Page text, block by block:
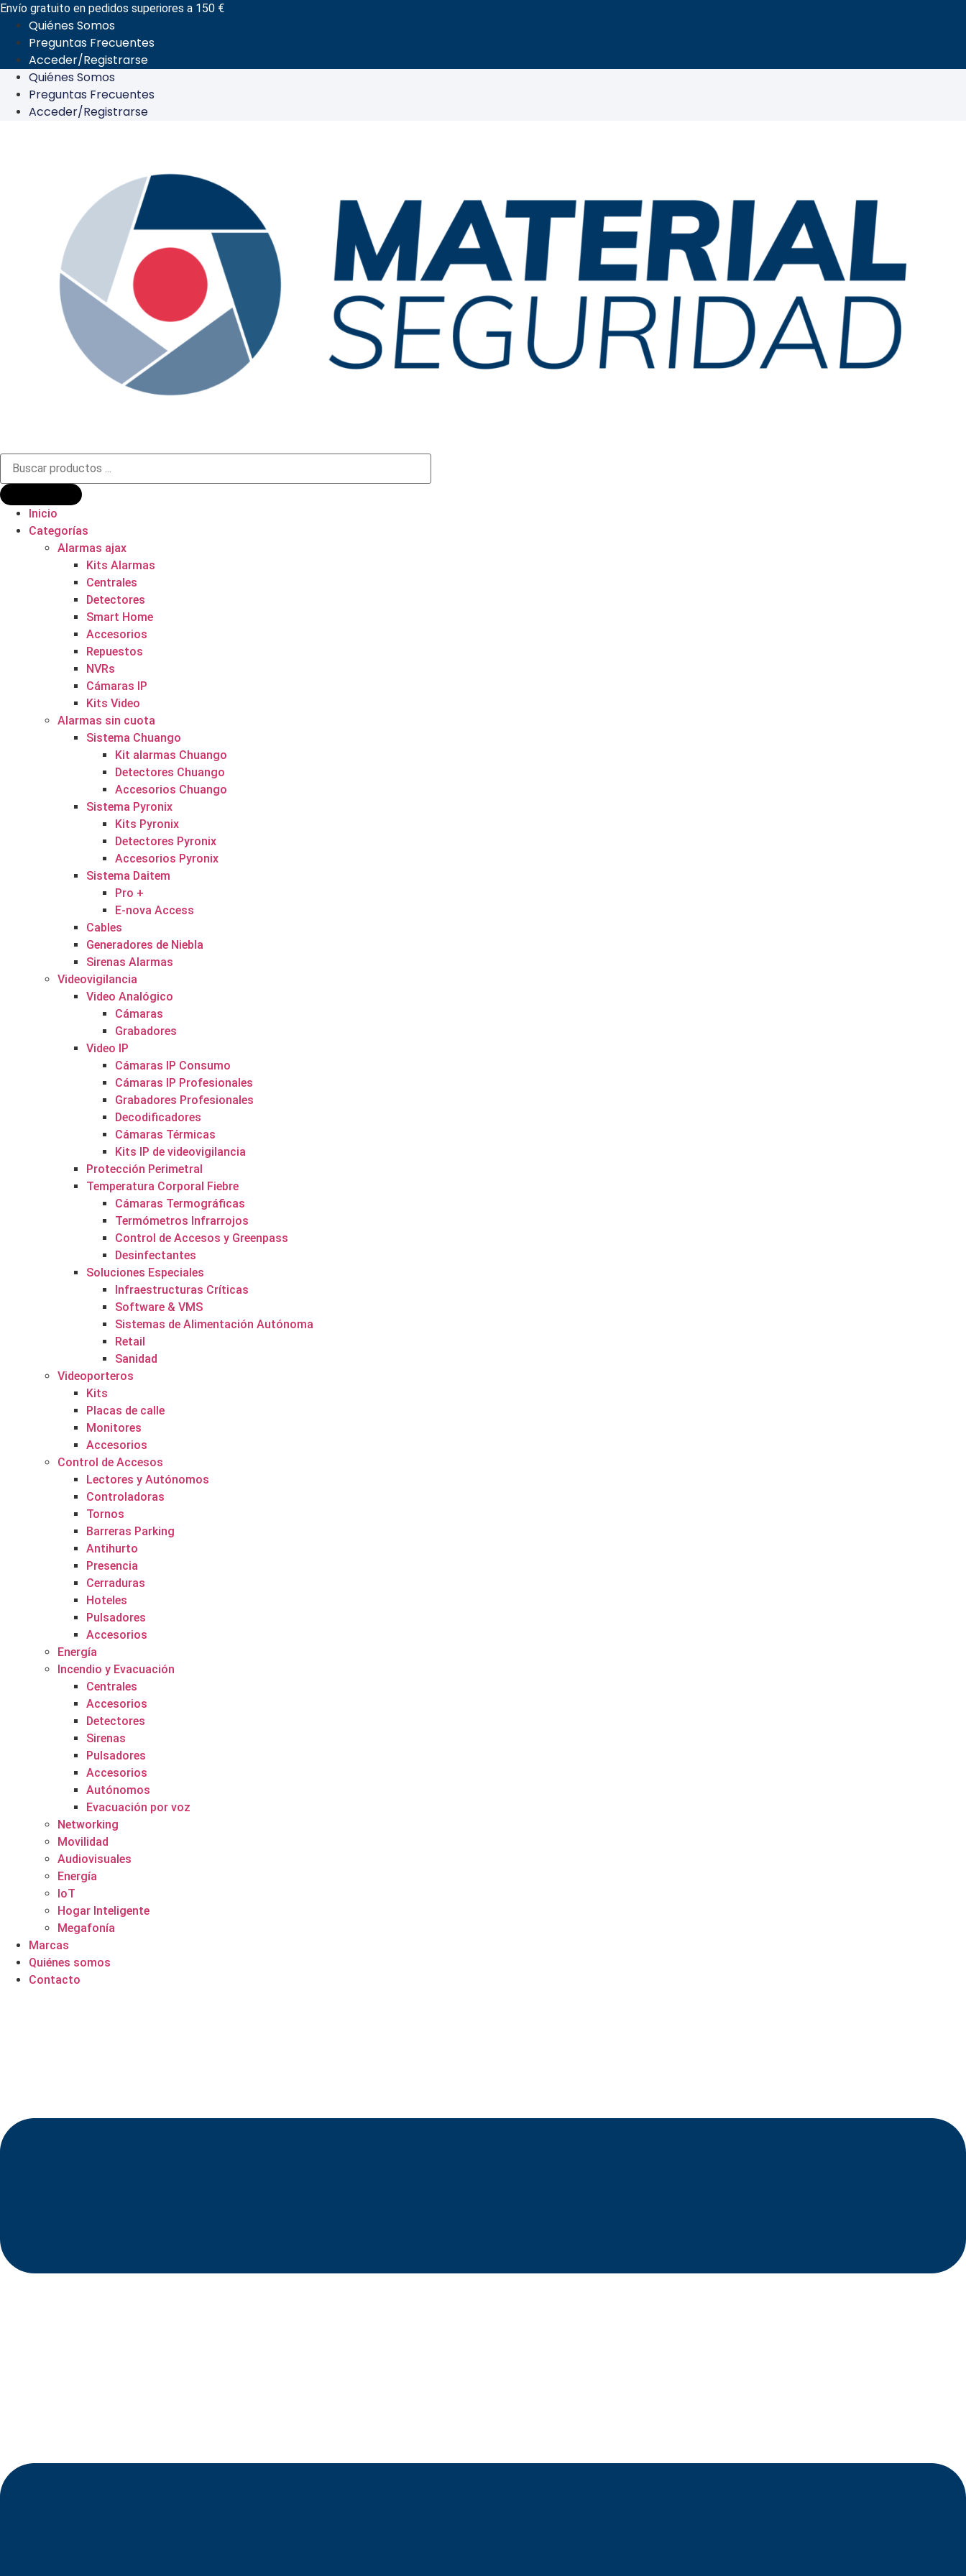
Ir
contenido
Envío gratuito en pedidos superiores a 150 €
Quiénes Somos
Preguntas Frecuentes
Acceder/Registrarse
Quiénes Somos
Preguntas Frecuentes
Acceder/Registrarse
Búsqueda
productos
Inicio
Categorías
Alarmas ajax
Kits Alarmas
Centrales
Detectores
Smart Home
Accesorios
Repuestos
NVRs
Cámaras IP
Kits Video
Alarmas sin cuota
Sistema Chuango
Kit alarmas Chuango
Detectores Chuango
Accesorios Chuango
Sistema Pyronix
Kits Pyronix
Detectores Pyronix
Accesorios Pyronix
Sistema Daitem
Pro +
E-nova Access
Cables
Generadores de Niebla
Sirenas Alarmas
Videovigilancia
Video Analógico
Cámaras
Grabadores
Video IP
Cámaras IP Consumo
Cámaras IP Profesionales
Grabadores Profesionales
Decodificadores
Cámaras Térmicas
Kits IP de videovigilancia
Protección Perimetral
Temperatura Corporal Fiebre
Cámaras Termográficas
Termómetros Infrarrojos
Control de Accesos y Greenpass
Desinfectantes
Soluciones Especiales
Infraestructuras Críticas
Software & VMS
Sistemas de Alimentación Autónoma
Retail
Sanidad
Videoporteros
Kits
Placas de calle
Monitores
Accesorios
Control de Accesos
Lectores y Autónomos
Controladoras
Tornos
Barreras Parking
Antihurto
Presencia
Cerraduras
Hoteles
Pulsadores
Accesorios
Energía
Incendio y Evacuación
Centrales
Accesorios
Detectores
Sirenas
Pulsadores
Accesorios
Autónomos
Evacuación por voz
Networking
Movilidad
Audiovisuales
Energía
IoT
Hogar Inteligente
Megafonía
Marcas
Quiénes somos
Contacto